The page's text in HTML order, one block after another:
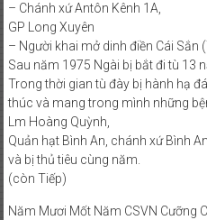
– Chánh xứ Antôn Kênh 1A,
GP Long Xuyên
– Người khai mở dinh điền Cái Sắn
Sau năm 1975 Ngài bị bắt đi tù 13
Trong thời gian tù đày bị hành hạ
thúc và mang trong mình những
Lm Hoàng Quỳnh,
Quản hạt Bình An, chánh xứ Bình
và bị thủ tiêu cùng năm.
(còn Tiếp)
Năm Mươi Mốt Năm CSVN Cưỡng